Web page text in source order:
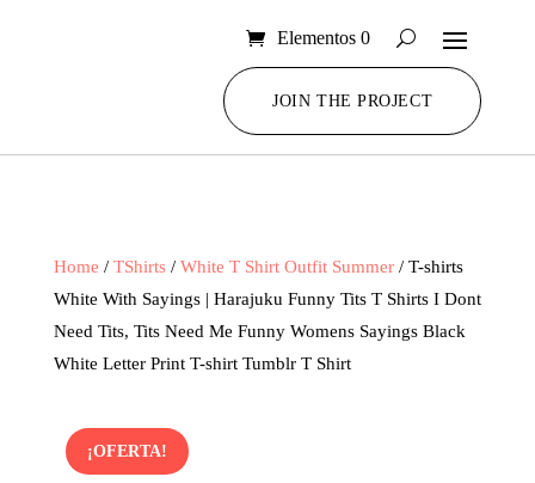
Elementos 0
JOIN THE PROJECT
Home / TShirts/ White T Shirt Outfit Summer/ T-shirts
White With Sayings | Harajuku Funny Tits T Shirts I Dont
Need Tits, Tits Need Me Funny Womens Sayings Black
White Letter Print T-shirt Tumblr T Shirt
¡OFERTA!